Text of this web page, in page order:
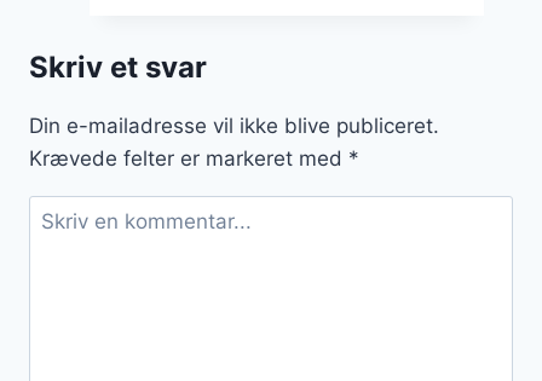
Skriv et svar
Din e-mailadresse vil ikke blive publiceret.
Krævede felter er markeret med *